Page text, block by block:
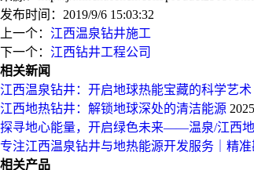
发布时间：2019/9/6 15:03:32
上一个： 江西温泉钻井施工
下一个： 江西钻井工程公司
相关新闻
江西温泉钻井：开启地球热能宝藏的科学艺术
江西地热钻井：解锁地球深处的清洁能源
探寻地心能量，开启绿色未来——温泉/江西
专注江西温泉钻井与地热能源开发服务｜精
相关产品